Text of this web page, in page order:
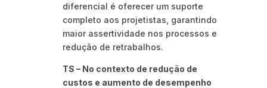
diferencial é oferecer um suporte
completo aos projetistas, garantindo
maior assertividade nos processos e
redução de retrabalhos.
TS – No contexto de redução de
custos e aumento de desempenho